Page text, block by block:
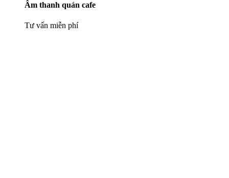
Âm thanh quán cafe
Tư vấn miễn phí